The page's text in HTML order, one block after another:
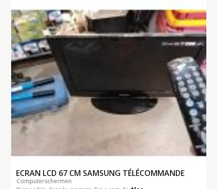
ECRAN LCD 67 CM SAMSUNG TÉLÉCOMMANDE
computerschermen